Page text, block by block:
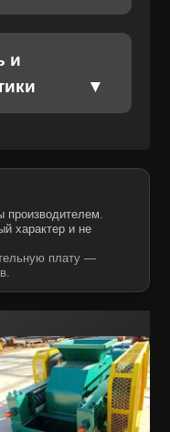
данных.
данных.
и
производителем.
характер и не
плату —